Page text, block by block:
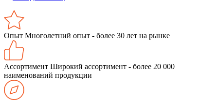
Опыт Многолетний опыт - более 30 лет на рынке
Ассортимент Широкий ассортимент - более 20 000
наименований продукции